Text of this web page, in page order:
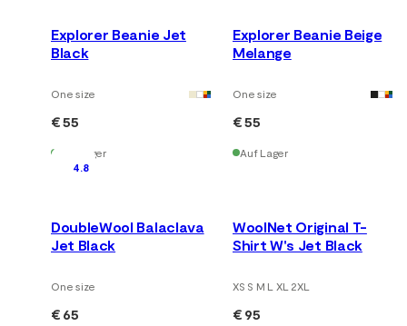
Explorer Beanie Jet
Black
One size
€ 55
Auf Lager
Explorer Beanie Beige
Melange
One size
€ 55
Auf Lager
4.8
DoubleWool Balaclava
Jet Black
One size
€ 65
WoolNet Original T-
Shirt W's Jet Black
XS S M L XL 2XL
€ 95